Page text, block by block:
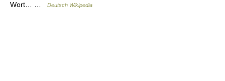
Wort… …
Deutsch Wikipedia